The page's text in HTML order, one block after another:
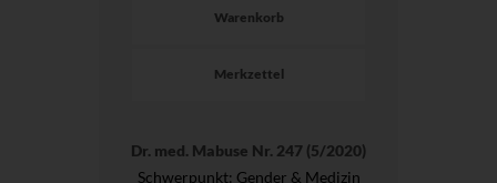
Warenkorb
Merkzettel
Dr. med. Mabuse Nr. 247 (5/2020)
Schwerpunkt: Gender & Medizin